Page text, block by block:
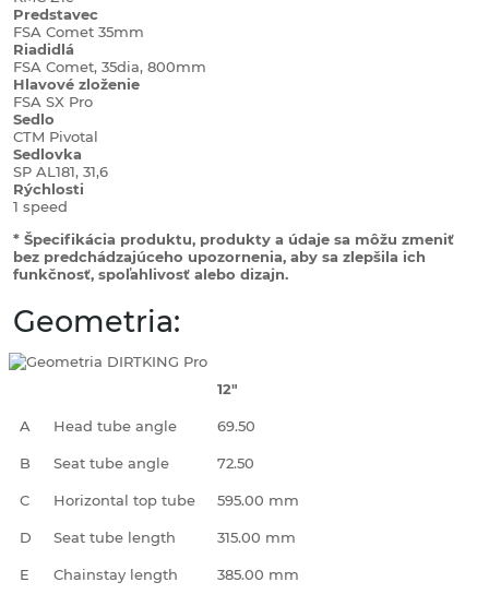
Predstavec
FSA Comet 35mm
Riadidlá
FSA Comet, 35dia, 800mm
Hlavové zloženie
FSA SX Pro
Sedlo
CTM Pivotal
Sedlovka
SP AL181, 31,6
Rýchlosti
1 speed
* Špecifikácia produktu, produkty a údaje sa môžu zmeniť
bez predchádzajúceho upozornenia, aby sa zlepšila ich
funkčnosť, spoľahlivosť alebo dizajn.
Geometria:
12"
A Head tube angle 69.50
B Seat tube angle 72.50
C Horizontal top tube 595.00 mm
D Seat tube length 315.00 mm
E Chainstay length 385.00 mm